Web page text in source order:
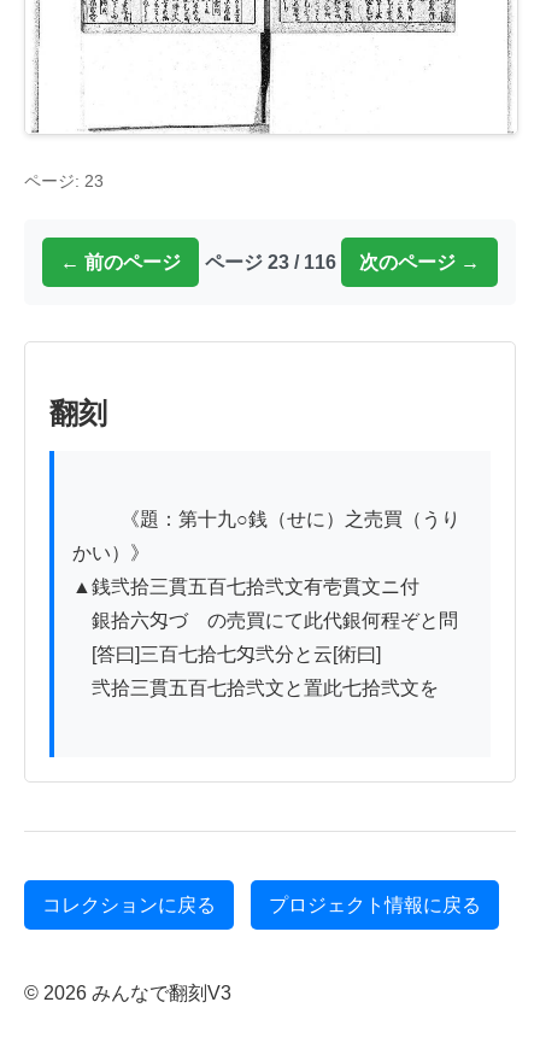
ページ: 23
← 前のページ ページ 23 / 116 次のページ →
翻刻
かい）》
▲銭弐拾三貫五百七拾弐文有壱貫文ニ付
銀拾六匁づゝの売買にて此代銀何程ぞと問
[答曰]三百七拾七匁弐分と云[術曰]
弐拾三貫五百七拾弐文と置此七拾弐文を
コレクションに戻る プロジェクト情報に戻る
© 2026 みんなで翻刻V3